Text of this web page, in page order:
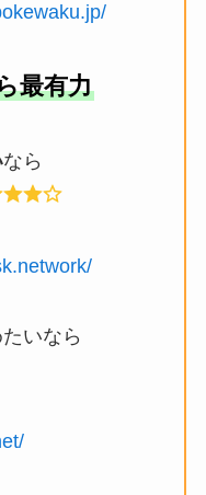
最有力
なら
いなら